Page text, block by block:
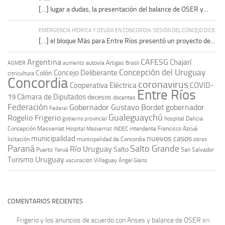
[…] lugar a dudas, la presentación del balance de OSER y...
EMERGENCIA HÍDRICA Y DEUDA EN CONCORDIA: SESIÓN DEL CONCEJO DICE:
[…] el bloque Más para Entre Ríos presentó un proyecto de...
AGMER Argentina aumento autovía Artigas Brasil CAFESG Chajarí
citricultura Colón Concejo Deliberante Concepción del Uruguay
Concordia Cooperativa Eléctrica coronavirus COVID-
19 Cámara de Diputadosdecesos docentes Entre Ríos
Federación Federal Gobernador Gustavo Bordet gobernador
Rogelio Frigerio gobierno provincial Gualeguaychú hospital Delicia
Concepción Masvernat Hospital Masvernat INDEC intendente Francisco Azcué
licitación municipalidad municipalidad de Concordia nuevos casos obras
Paraná Puerto Yeruá Río UruguaySalto Salto Grande San Salvador
Turismo Uruguay vacunación Villaguay Ángel Giano
COMENTARIOS RECIENTES
Frigerio y los anuncios de acuerdo con Anses y balance de OSER en